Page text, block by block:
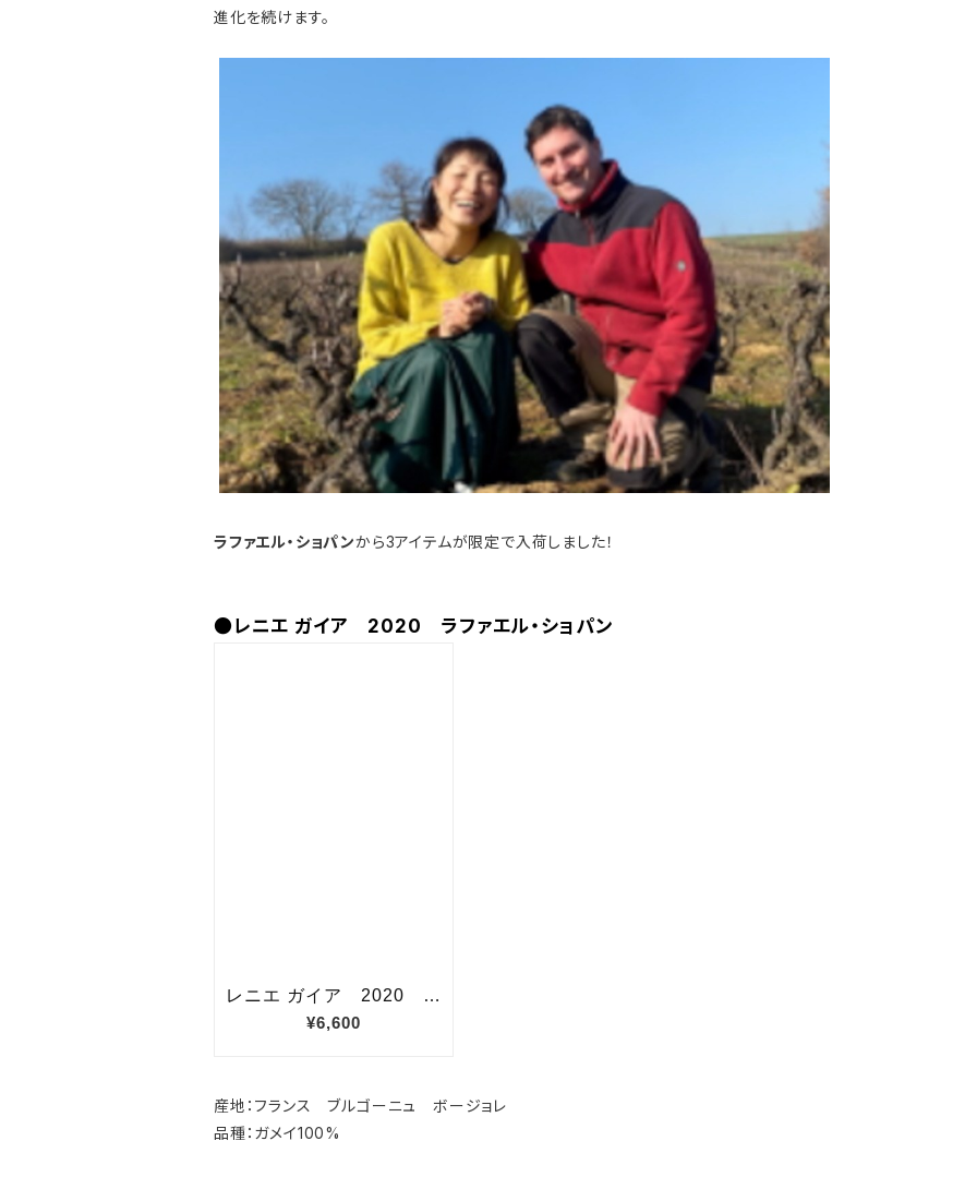
進化を続けます。
ラファエル・ショパンから3アイテムが限定で入荷しました！
●レニエ ガイア 2020 ラファエル・ショパン
産地：フランス ブルゴーニュ ボージョレ
品種：ガメイ100%